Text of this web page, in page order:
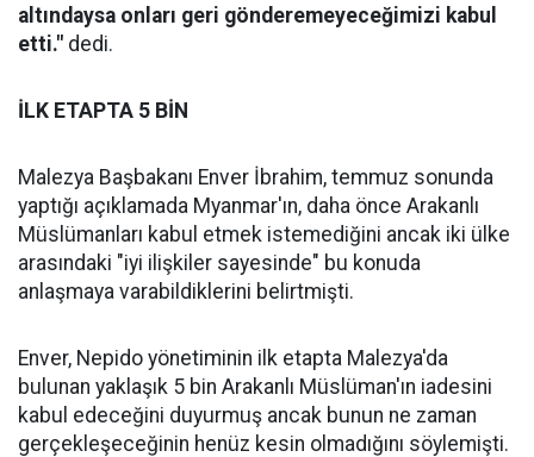
altındaysa onları geri gönderemeyeceğimizi kabul
etti." dedi.
İLK ETAPTA 5 BİN
Malezya Başbakanı Enver İbrahim, temmuz sonunda
yaptığı açıklamada Myanmar'ın, daha önce Arakanlı
Müslümanları kabul etmek istemediğini ancak iki ülke
arasındaki "iyi ilişkiler sayesinde" bu konuda
anlaşmaya varabildiklerini belirtmişti.
Enver, Nepido yönetiminin ilk etapta Malezya'da
bulunan yaklaşık 5 bin Arakanlı Müslüman'ın iadesini
kabul edeceğini duyurmuş ancak bunun ne zaman
gerçekleşeceğinin henüz kesin olmadığını söylemişti.